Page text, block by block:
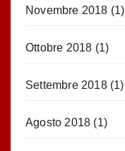
Novembre 2018 (1)
Ottobre 2018 (1)
Settembre 2018(1)
Agosto 2018 (1)